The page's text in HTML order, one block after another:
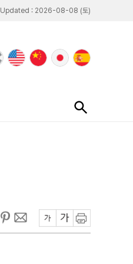
Updated : 2026-08-08 (토)